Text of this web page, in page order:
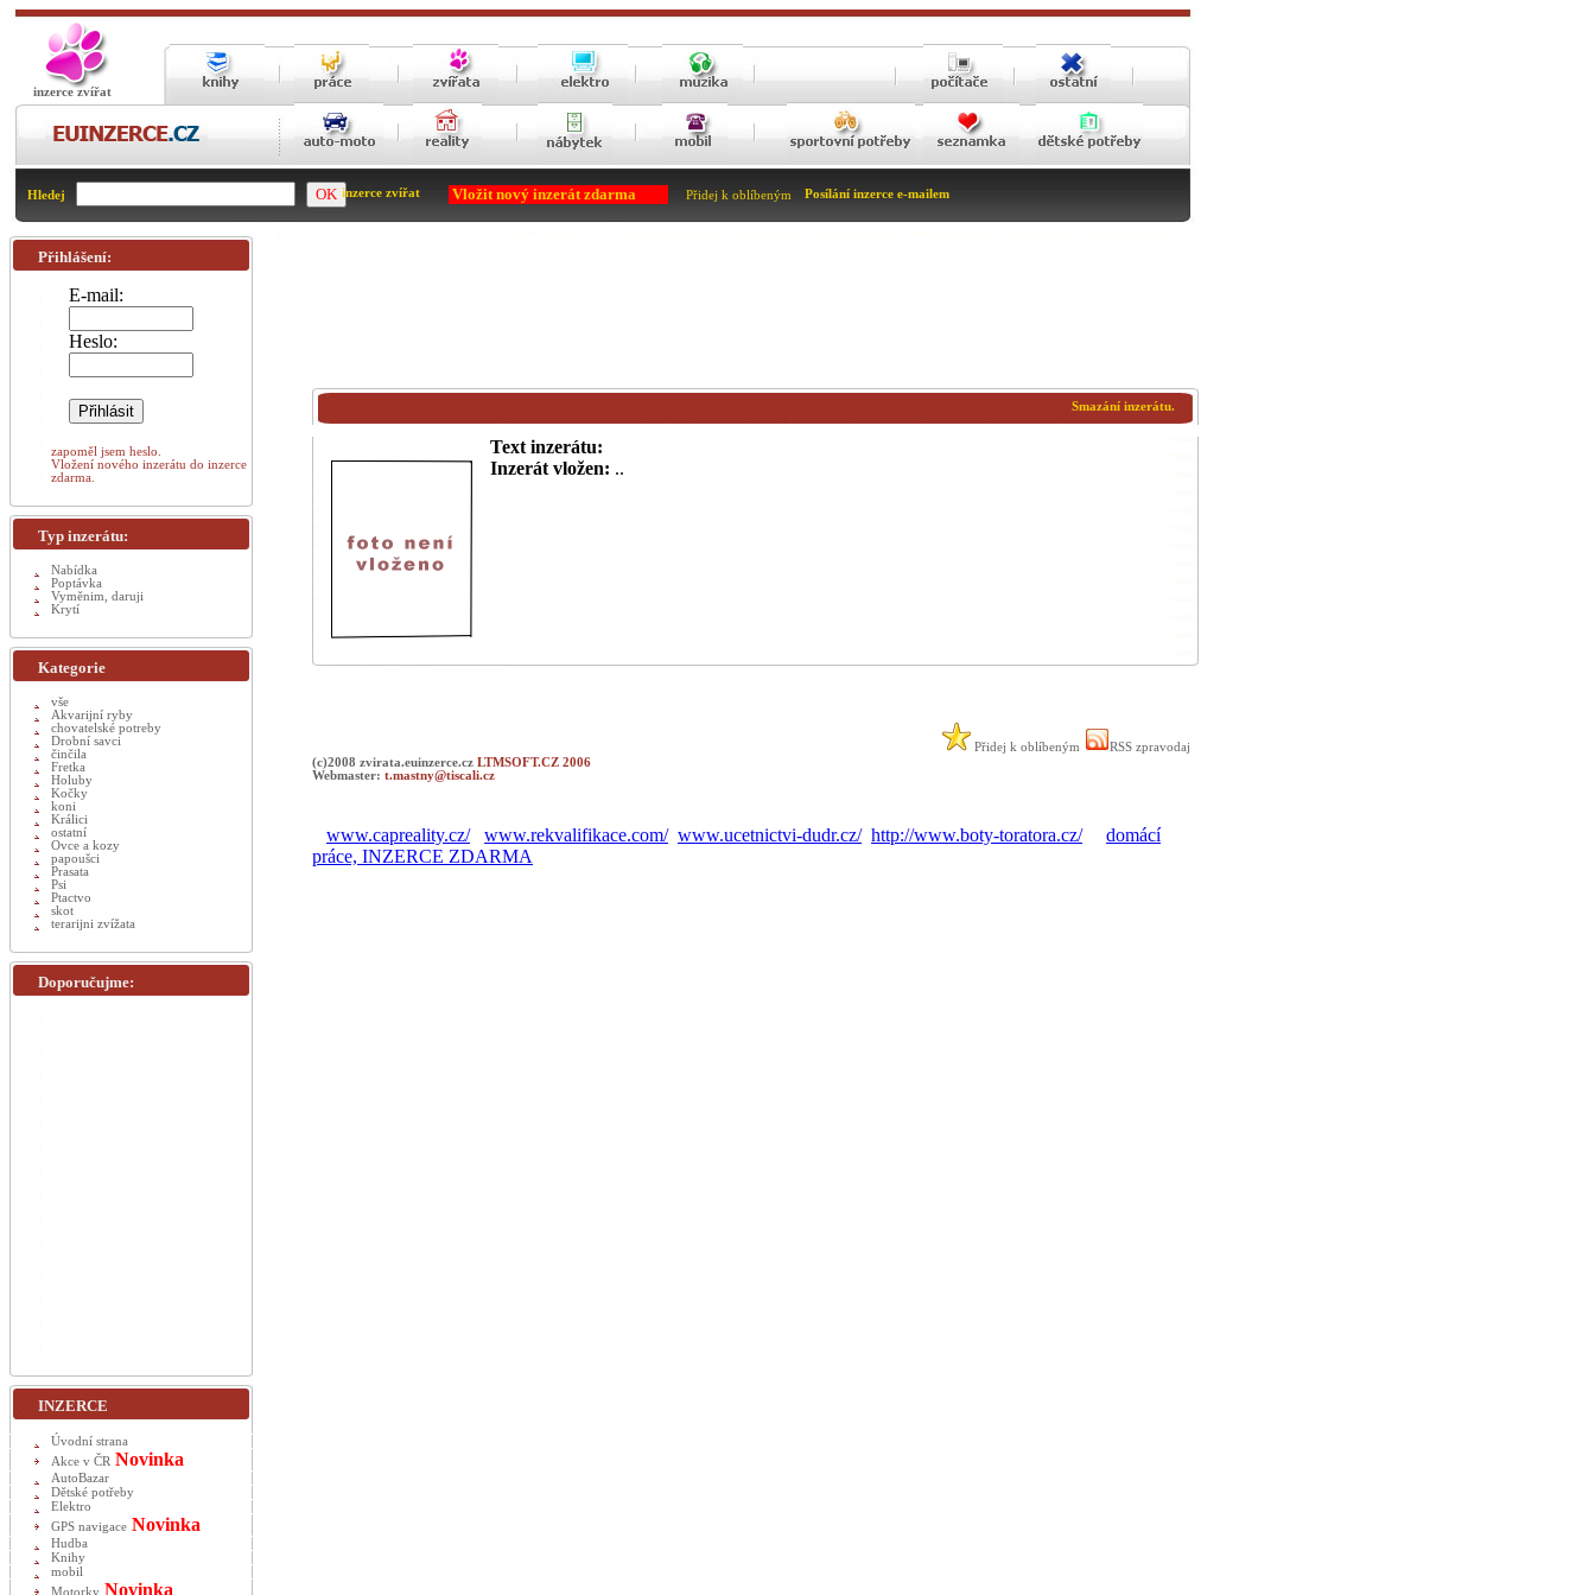
inzerce zvířat
Hledej inzerce zvířat Vložit nový inzerát zdarma Přidej k oblíbeným Posílání inzerce e-mailem
Smazání inzerátu.
Text inzerátu:
Inzerát vložen: ..
Přidej k oblíbeným
RSS zpravodaj
(c)2008 zvirata.euinzerce.cz LTMSOFT.CZ 2006
Webmaster: t.mastny@tiscali.cz
www.capreality.cz/ www.rekvalifikace.com/ www.ucetnictvi-dudr.cz/ http://www.boty-toratora.cz/
domácí
práce, INZERCE ZDARMA
Přihlášení:
E-mail:
Heslo:
zapoměl jsem heslo.
Vložení nového inzerátu do inzerce
zdarma.
Typ inzerátu:
Nabídka
Poptávka
Vyměnim, daruji
Krytí
Kategorie
vše
Akvarijní ryby
chovatelské potreby
Drobní savci
činčila
Fretka
Holuby
Kočky
koni
Králici
ostatní
Ovce a kozy
papoušci
Prasata
Psi
Ptactvo
skot
terarijni zvížata
Doporučujme:
INZERCE
Úvodní strana
Akce v ČR Novinka
AutoBazar
Dětské potřeby
Elektro
GPS navigace Novinka
Hudba
Knihy
mobil
Motorky Novinka